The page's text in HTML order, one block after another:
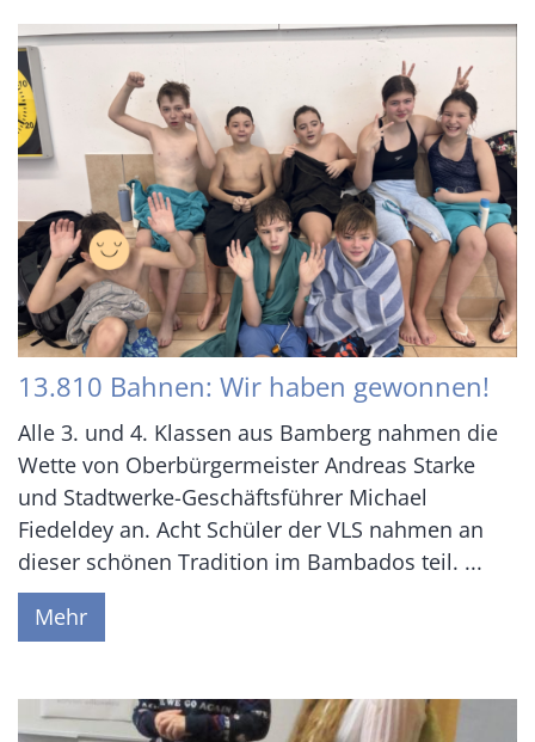
13.810 Bahnen: Wir haben gewonnen!
Alle 3. und 4. Klassen aus Bamberg nahmen die
Wette von Oberbürgermeister Andreas Starke
und Stadtwerke-Geschäftsführer Michael
Fiedeldey an. Acht Schüler der VLS nahmen an
dieser schönen Tradition im Bambados teil. ...
Mehr